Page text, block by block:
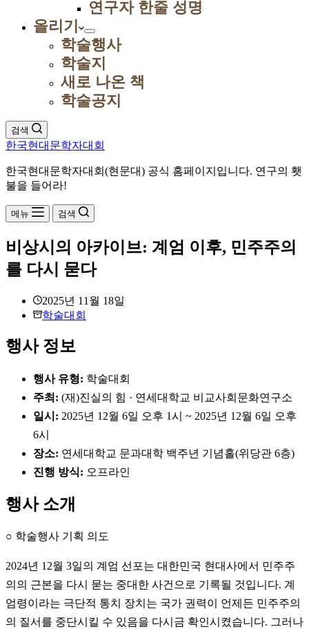
연구자 한줄 성명
올리기
학술행사
학술지
새로 나온 책
학술공지
검색
한국현대문학자대회
한국현대문학자대회(현문대) 공식 홈페이지입니다. 연구의 횃
불을 들어라!
메뉴 검색
비상시의 아카이브: 계엄 이후, 민주주의
를 다시 묻다
2025년 11월 18일
학술대회
행사 정보
행사 유형: 학술대회
주최: (재)진실의 힘 · 연세대학교 비교사회문화연구소
일시: 2025년 12월 6일 오후 1시 ~ 2025년 12월 6일 오후
6시
장소: 연세대학교 문과대학 백주년 기념홀(위당관 6층)
진행 방식: 오프라인
행사 소개
○ 학술행사 기획 의도
2024년 12월 3일의 계엄 선포는 대한민국 현대사에서 민주주
의의 근본을 다시 묻는 중대한 사건으로 기록될 것입니다. 계
엄령이라는 극단적 통치 장치는 국가 권력이 언제든 민주주의
의 질서를 중단시킬 수 있음을 다시금 확인시켰습니다. 그러나